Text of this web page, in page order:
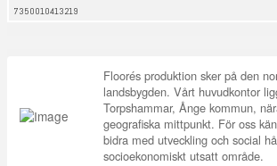
7350010413219
Floorés produktion sker på den
landsbygden. Vårt huvudkontor
Torpshammar, Ånge kommun,
geografiska mittpunkt. För oss
bidra med utveckling och social
socioekonomiskt utsatt område.